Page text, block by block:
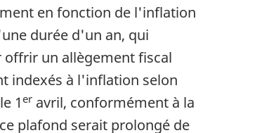
en fonction de l'inflation
durée d'un an, qui
offrir un allègement fiscal
indexés à l'inflation selon
1 er avril, conformément à la
plafond serait prolongé de